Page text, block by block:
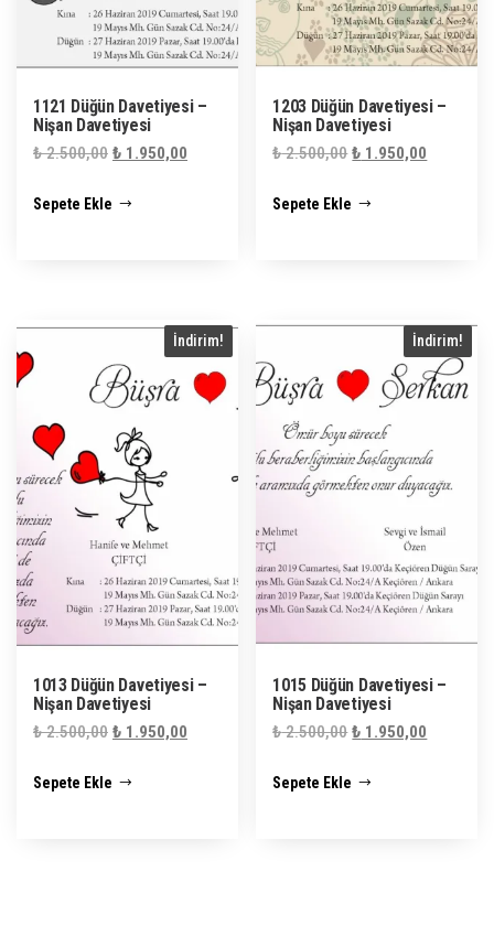
1121 Düğün Davetiyesi –
Nişan Davetiyesi
₺2.500,00 Orijinal
₺ 2.500,00.
₺ 1.950,00
Sepete Ekle
1203 Düğün Davetiyesi –
Nişan Davetiyesi
₺2.500,00 Orijinal
₺ 2.500,00.
₺ 1.950,00
Sepete Ekle
İndirim!
1013 Düğün Davetiyesi –
Nişan Davetiyesi
₺2.500,00 Orijinal
₺ 2.500,00.
₺ 1.950,00
Sepete Ekle
İndirim!
1015 Düğün Davetiyesi –
Nişan Davetiyesi
₺2.500,00 Orijinal
₺ 2.500,00.
₺ 1.950,00
Sepete Ekle